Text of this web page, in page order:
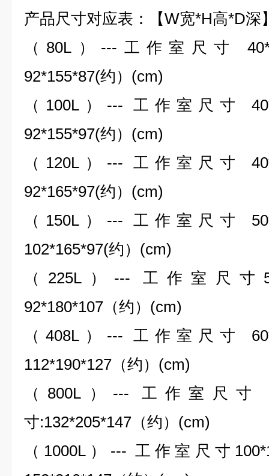
产品尺寸对应表：【W宽*H高*D深
（80L）---工作室尺寸
92*155*87(约）(cm)
（100L）--- 工作室尺寸
92*155*97(约）(cm)
（120L）--- 工作室尺寸
92*165*97(约）(cm)
（150L）--- 工作室尺寸
102*165*97(约）(cm)
（225L）--- 工作室尺寸
92*180*107（约）(cm)
（408L）--- 工作室尺寸
112*190*127（约）(cm)
（800L）--- 工作室尺寸
寸:132*205*147（约）(cm)
（1000L）--- 工作室尺寸